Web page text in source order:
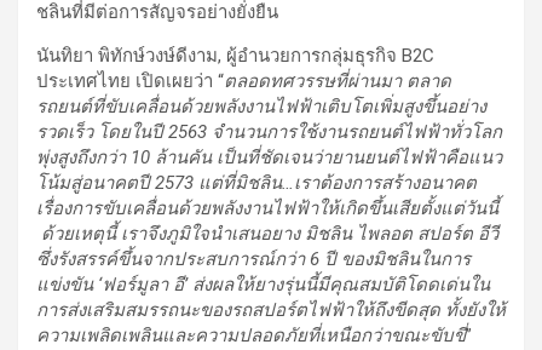
ชลินที่มีต่อการสัญจรอย่างยั่งยืน
นันทิยา พิทักษ์วงษ์ดีงาม, ผู้อำนวยการกลุ่มธุรกิจ B2C
ประเทศไทย เปิดเผยว่า “ตลอดทศวรรษที่ผ่านมา ตลาด
รถยนต์ที่ขับเคลื่อนด้วยพลังงานไฟฟ้าเติบโตเพิ่มสูงขึ้นอย่าง
รวดเร็ว โดยในปี2563 จำนวนการใช้งานรถยนต์ไฟฟ้าทั่วโลก
พุ่งสูงถึงกว่า 10 ล้านคัน เป็นที่ชัดเจนว่ายานยนต์ไฟฟ้าคือแนว
โน้มสู่อนาคตปี 2573 แต่ที่มิชลิน…เราต้องการสร้างอนาคต
เรื่องการขับเคลื่อนด้วยพลังงานไฟฟ้าให้เกิดขึ้นเสียตั้งแต่วันนี้
ด้วยเหตุนี้ เราจึงภูมิใจนำเสนอยาง มิชลิน ไพลอต สปอร์ต อีวี
ซึ่งรังสรรค์ขึ้นจากประสบการณ์กว่า 6 ปี ของมิชลินในการ
แข่งขัน ‘ฟอร์มูลา อี’ ส่งผลให้ยางรุ่นนี้มีคุณสมบัติโดดเด่นใน
การส่งเสริมสมรรถนะของรถสปอร์ตไฟฟ้าให้ถึงขีดสุด ทั้งยังให้
ความเพลิดเพลินและความปลอดภัยที่เหนือกว่าขณะขับขี่”